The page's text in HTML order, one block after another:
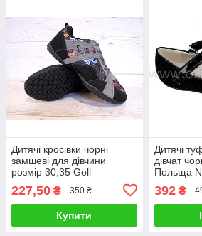
Дитячі кросівки чорні
замшеві для дівчини
розмір 30,35 Goll
227,50 ₴ 350 ₴
Купити
Дитячі
дівчат
Польща
392₴